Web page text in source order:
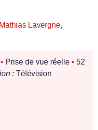
Mathias Lavergne,
• Prise de vue réelle • 52
: Télévision